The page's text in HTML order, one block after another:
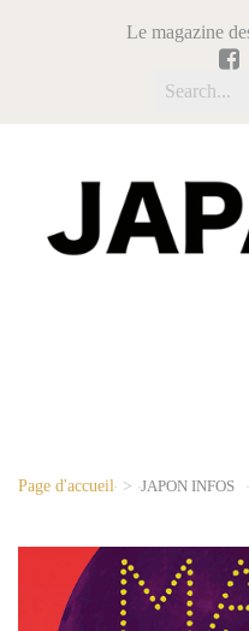
Le magazine
Page d'accueil > JAPON INFOS